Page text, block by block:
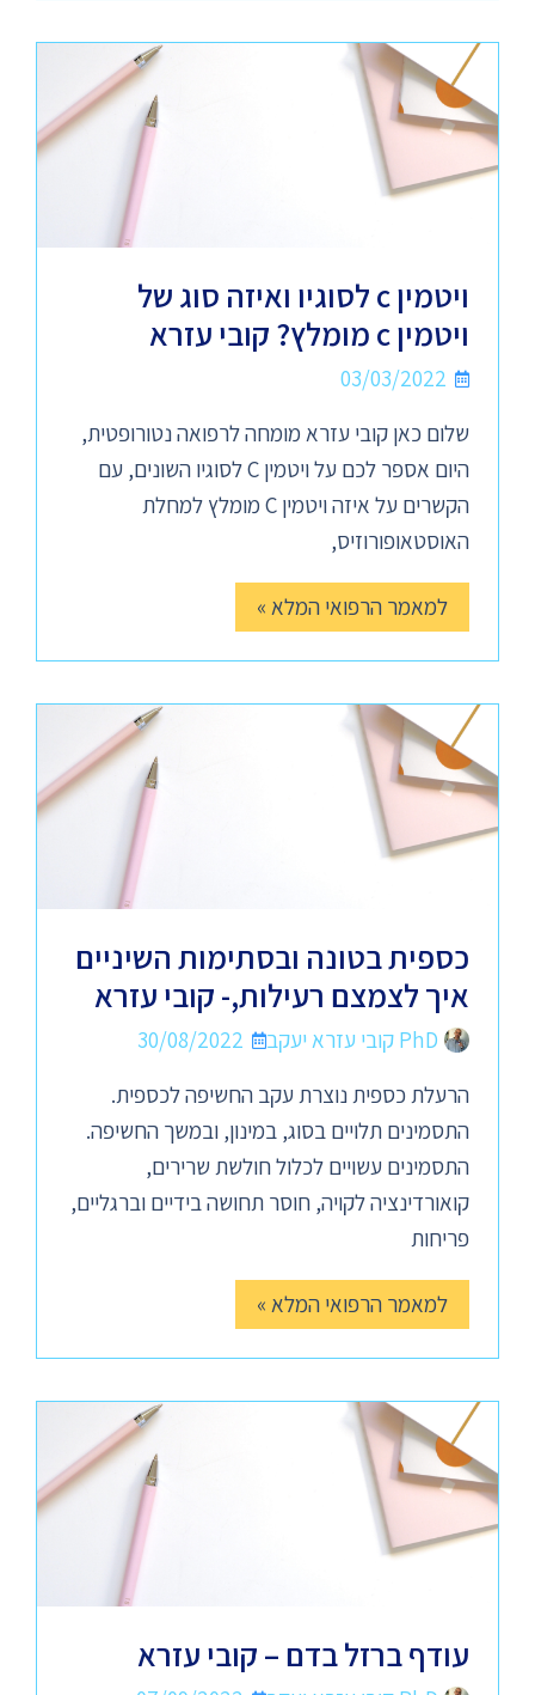
ויטמין c לסוגיו ואיזה סוג של
ויטמין c מומלץ? קובי עזרא
03/03/2022
שלום כאן קובי עזרא מומחה לרפואה נטורופטית,
היום אספר לכם על ויטמין C לסוגיו השונים, עם
הקשרים על איזה ויטמין C מומלץ למחלת
האוסטאופורוזיס,
למאמר הרפואי המלא »
כספית בטונה ובסתימות השיניים
איך לצמצם רעילות,- קובי עזרא
PhD קובי עזרא יעקב
30/08/2022
הרעלת כספית נוצרת עקב החשיפה לכספית.
התסמינים תלויים בסוג, במינון, ובמשך החשיפה.
התסמינים עשויים לכלול חולשת שרירים,
קואורדינציה לקויה, חוסר תחושה בידיים וברגליים,
פריחות
למאמר הרפואי המלא »
עודף ברזל בדם – קובי עזרא